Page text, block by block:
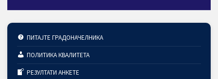
ПИТАЈТЕ ГРАДОНАЧЕЛНИКА
ПОЛИТИКА КВАЛИТЕТА
РЕЗУЛТАТИ АНКЕТЕ